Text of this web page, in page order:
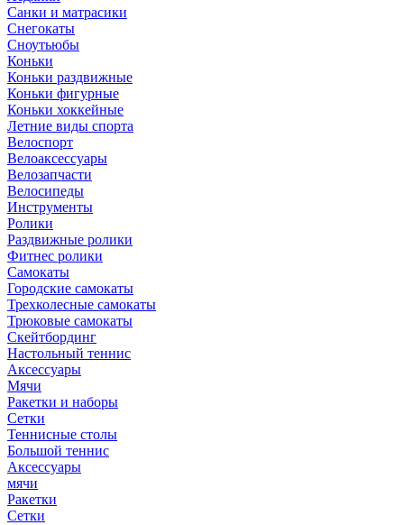
Санки и матрасики
Снегокаты
Сноутьюбы
Коньки
Коньки раздвижные
Коньки фигурные
Коньки хоккейные
Летние виды спорта
Велоспорт
Велоаксессуары
Велозапчасти
Велосипеды
Инструменты
Ролики
Раздвижные ролики
Фитнес ролики
Самокаты
Городские самокаты
Трехколесные самокаты
Трюковые самокаты
Скейтбординг
Настольный теннис
Аксессуары
Мячи
Ракетки и наборы
Сетки
Теннисные столы
Большой теннис
Аксессуары
мячи
Ракетки
Сетки